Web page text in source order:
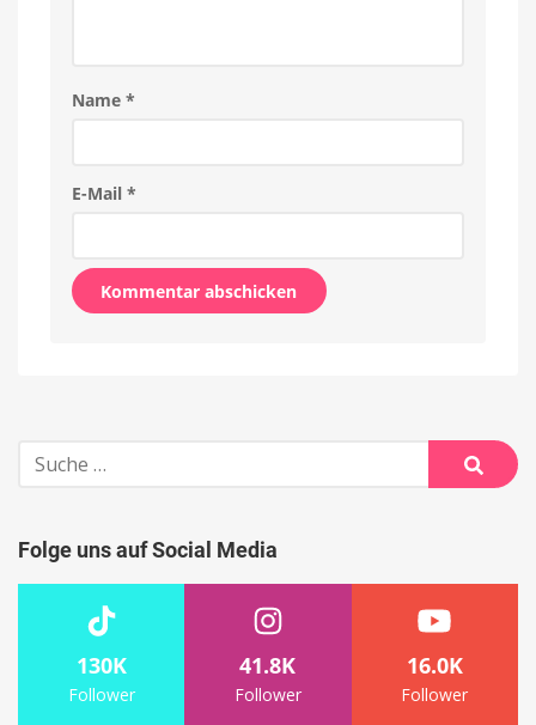
Name *
E-Mail *
Suche
nach:
Suche
Folge uns auf Social Media
130K
Follower
41.8K
Follower
16.0K
Follower